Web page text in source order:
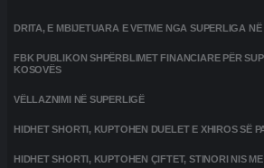
DRITA, E MBIJETUARA E VETME NGA SUPERLIGA
FBK PUBLIKON SHPËRBLIMET FINANCIARE PËR
KOSOVËS
VËLLAZNIMI NË SUPERLIGË
HIDHET SHORTI, KUPTOHEN DUELET E XHIROS SË
HIDHET SHORTI, KUPTOHEN ÇIFTET, STINORI NIS